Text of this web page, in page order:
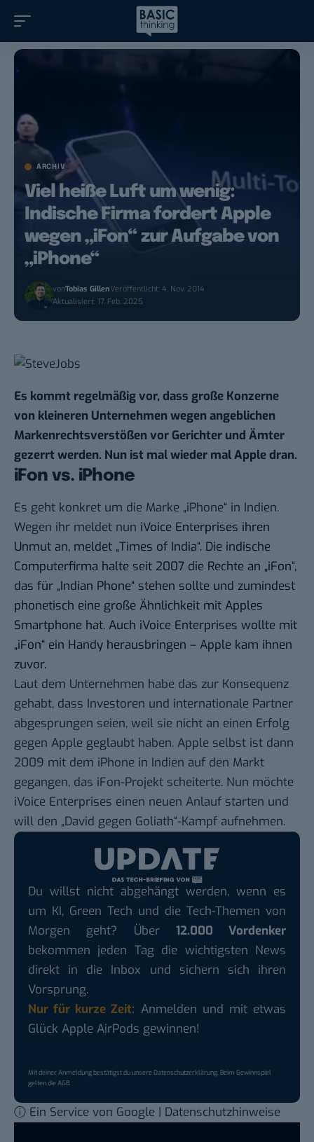
ARCHIV
Viel heiße Luft um wenig:
Indische Firma fordert Apple
wegen „iFon“ zur Aufgabe von
„iPhone“
vonTobias GillenVeröffentlicht: 4. Nov. 2014
Aktualisiert: 17. Feb. 2025
Es kommt regelmäßig vor, dass große Konzerne
von kleineren Unternehmen wegen angeblichen
Markenrechtsverstößen vor Gerichter und Ämter
gezerrt werden. Nun ist mal wieder mal Apple dran.
iFon vs. iPhone
Es geht konkret um die Marke „iPhone“ in Indien.
Wegen ihr meldet nun iVoice Enterprises ihren
Unmut an, meldet „Times of India“. Die indische
Computerfirma halte seit 2007 die Rechte an „iFon“,
das für „Indian Phone“ stehen sollte und zumindest
phonetisch eine große Ähnlichkeit mit Apples
Smartphone hat. Auch iVoice Enterprises wollte mit
„iFon“ ein Handy herausbringen – Apple kam ihnen
zuvor.
Laut dem Unternehmen habe das zur Konsequenz
gehabt, dass Investoren und internationale Partner
abgesprungen seien, weil sie nicht an einen Erfolg
gegen Apple geglaubt haben. Apple selbst ist dann
2009 mit dem iPhone in Indien auf den Markt
gegangen, das iFon-Projekt scheiterte. Nun möchte
iVoice Enterprises einen neuen Anlauf starten und
will den „David gegen Goliath“-Kampf aufnehmen.
Du willst nicht abgehängt werden, wenn es
um KI, Green Tech und die Tech-Themen von
Morgen geht? Über 12.000 Vordenker
bekommen jeden Tag die wichtigsten News
direkt in die Inbox und sichern sich ihren
Vorsprung.
Nur für kurze Zeit: Anmelden und mit etwas
Glück Apple AirPods gewinnen!
Mit deiner Anmeldung bestätigst du unsereDatenschutzerklärung. Beim Gewinnspiel
gelten dieAGB.
ⓘ Ein Service von Google | Datenschutzhinweise